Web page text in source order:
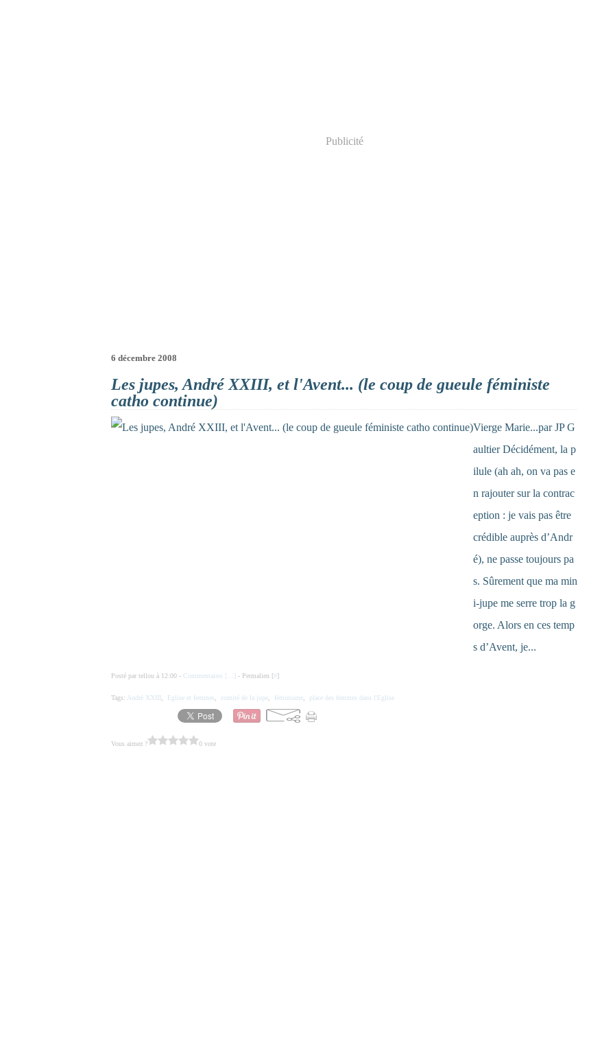
Publicité
6 décembre 2008
Les jupes, André XXIII, et l'Avent... (le coup de gueule féministe
catho continue)
Vierge Marie...par JP G
aultier Décidément, la p
ilule (ah ah, on va pas e
n rajouter sur la contrac
eption : je vais pas être
crédible auprès d’Andr
é), ne passe toujours pa
s. Sûrement que ma min
i-jupe me serre trop la g
orge. Alors en ces temp
s d’Avent, je...
Posté par tellou à 12:00 - Commentaires [ ] - Permalien [#]
Tags: André XXIII Eglise et femmes comité de la jupe féminisme place des femmes dans l'Eglise
Vous aimez ? 0 vote